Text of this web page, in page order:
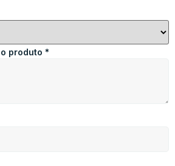
produto *